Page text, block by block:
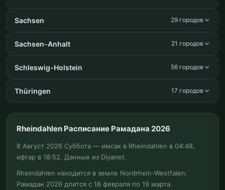
Sachsen 29 городов
Sachsen-Anhalt 21 городов
Schleswig-Holstein 56 городов
Thüringen 17 городов
Rheindahlen Расписание Рамадана 2026
8 Август 2026 Суббота — имсак в Rheindahlen в 04:48,
ифтар в 18:52. Данные из Diyanet.
Rheindahlen находится в земле Nordrhein-Westfalen.
Рамадан 2026 длится с 18 февраля по 19 марта.